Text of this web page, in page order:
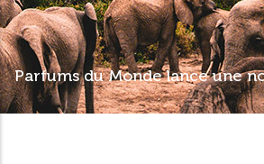
Parfums du Monde lance une